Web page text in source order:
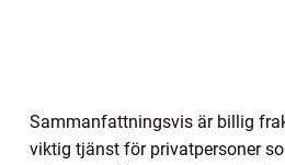
Sammanfattningsvis är billig
viktig tjänst för privatpersoner